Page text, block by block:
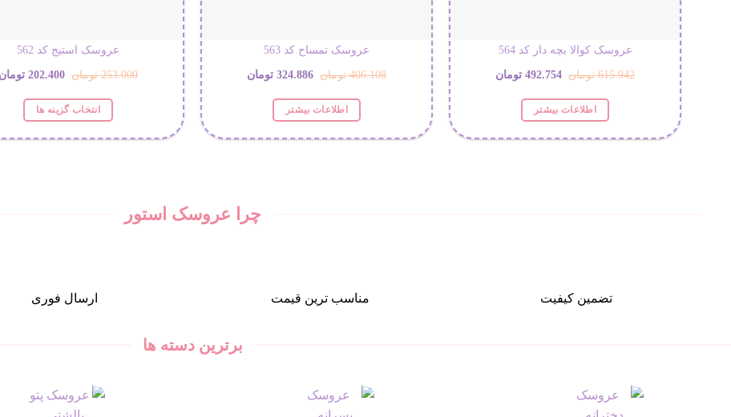
عروسک کوالا بچه دار کد 564
615.942 تومان قیمت
اصلی:
492.754 تومان
492.754 تومان.
اطلاعات بیشتر
عروسک تمساح کد 563
406.108 تومان قیمت
اصلی:
324.886 تومان
324.886 تومان.
اطلاعات بیشتر
عروسک استیج کد 562
253.000 تومان قیمت
اصلی:
202.400 تومان
انتخاب گزینه ها
ممکن
انتخاب
شوند
چرا عروسک استور
تضمین کیفیت مناسب ترین قیمت ارسال فوری
برترین دسته ها